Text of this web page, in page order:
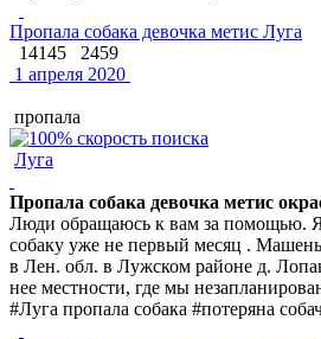
Пропала собака девочка метис Луга
14145
2459
1 апреля 2020
пропала
Луга
Пропала собака девочка метис
Люди обращаюсь к вам за
собаку уже не первый месяц .
в Лен. обл. в Лужском районе д.
нее местности, где мы
#Луга пропала собака #потеряна